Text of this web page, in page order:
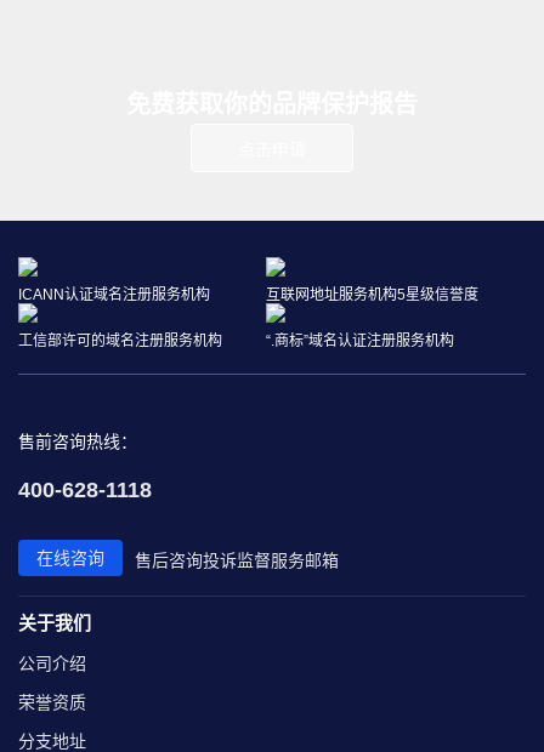
ICANN认证域名注册服务机构 互联网地址服务机构5星级信誉度
工信部许可的域名注册服务机构 “.商标”域名认证注册服务机构
售前咨询热线：
400-628-1118
在线咨询 售后咨询投诉监督服务邮箱
关于我们
公司介绍
荣誉资质
分支地址